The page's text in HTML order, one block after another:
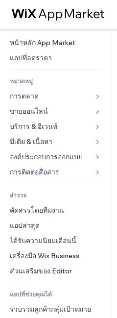
หน้าหลัก App Market
แอปที่ลดราคา
หมวดหมู่
การตลาด
โฆษณา
โทรศัพท์มือถือ
บทวิเคราะห์
โซเชียล
ทำอันดับเว็บไซต์
อีเมล
ขายออนไลน์
แอปสำหรับร้านค้า
การจัดส่ง & ส่งมอบสินค้า
ปุ่มการจำหน่าย
คอร์สออนไลน์
บัญชี
คูปอง & ความภักดีในแบรนด์
โซลูชันคลังสินค้า
การดรอปชิป
(Crowdfunding)
อาหาร & เครื่องดื่ม
บริการ & อีเวนท์
โรงแรม
อีเวนท์
ร้านอาหาร
อสังหาริมทรัพย์
การจอง
มีเดีย & เนื้อหา
แกลเลอรี
เพลง
พอดแคสต์
การถ่ายภาพ
วิดีโอ
PDF
การแชร์ไฟล์
ข่าว
องค์ประกอบการออกแบบ
แผนที่  & การนำทาง
ส่วนบุคคล & ความปลอดภัย
นาฬิกา
เทมเพลตเพจ
เอฟเฟกต์รูปภาพ
ปุ่ม & เมนู
แบนเนอร์ & สัญลักษณ์
เครื่องคำนวน
ค้นหา
อากาศ
แผนภูมิ & ตาราง
แบบฟอร์ม
แบบสำรวจ
แชต
หมายเหตุ
โทรศัพท์
ชุมชน
รีวิว & การรับรอง
CRM
สำรวจ
คัดสรรโดยทีมงาน
แอปล่าสุด
ได้รับความนิยมเดือนนี้
เครื่องมือ Wix Business
ส่วนเสริมของ Editor
แอปที่ช่วยคุณได้
รวบรวมลูกค้ากลุ่มเป้าหมาย